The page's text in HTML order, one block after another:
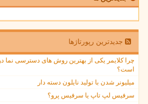
جدیدترین رپورتاژها
چرا کلایمر یکی از بهترین روش های دسترسی نما
است؟
میلیونر شدن با تولید نایلون دسته دار
سرفیس لپ تاپ یا سرفیس پرو؟